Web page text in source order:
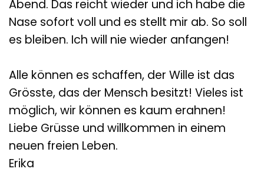
Abend. Das reicht wieder und ich habe die
Nase sofort voll und es stellt mir ab. So soll
es bleiben. Ich will nie wieder anfangen!
Alle können es schaffen, der Wille ist das
Grösste, das der Mensch besitzt! Vieles ist
möglich, wir können es kaum erahnen!
Liebe Grüsse und willkommen in einem
neuen freien Leben.
Erika